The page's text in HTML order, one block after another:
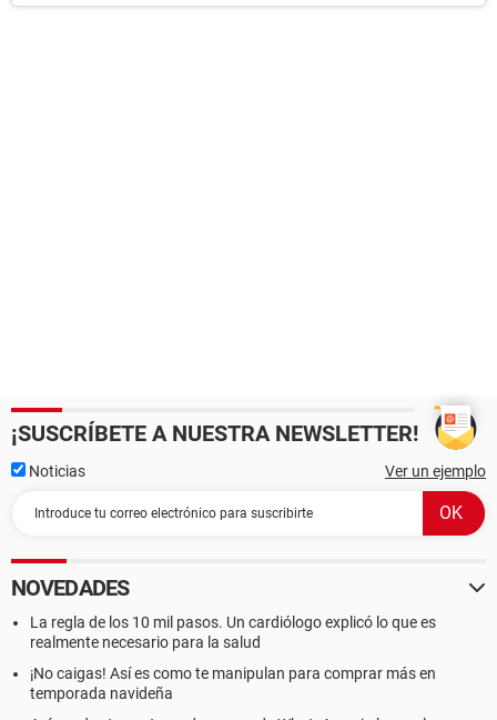
¡SUSCRÍBETE A NUESTRA NEWSLETTER!
Noticias Ver un ejemplo
NOVEDADES
La regla de los 10 mil pasos. Un cardiólogo explicó lo que es
realmente necesario para la salud
¡No caigas! Así es como te manipulan para comprar más en
temporada navideña